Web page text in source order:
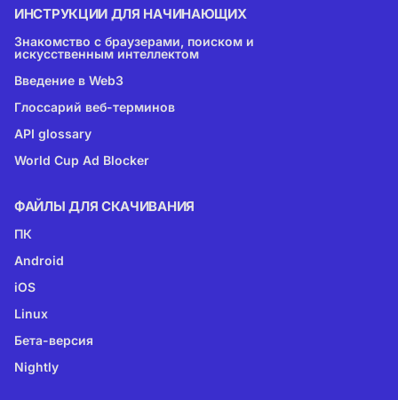
ИНСТРУКЦИИ ДЛЯ НАЧИНАЮЩИХ
Знакомство с браузерами, поиском и
искусственным интеллектом
Введение в Web3
Глоссарий веб-терминов
API glossary
World Cup Ad Blocker
ФАЙЛЫ ДЛЯ СКАЧИВАНИЯ
ПК
Android
iOS
Linux
Бета-версия
Nightly